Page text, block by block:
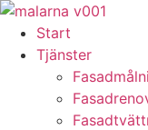
Skip
content
Start
Tjänster